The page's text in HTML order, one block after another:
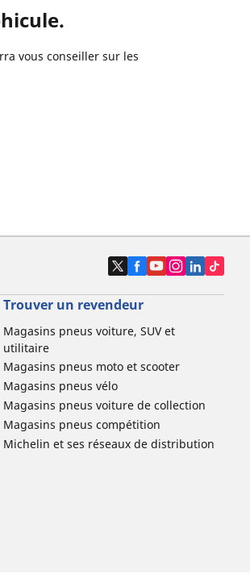
vous conseiller sur les
Trouver un revendeur
Magasins pneus voiture, SUV et
utilitaire
Magasins pneus moto et scooter
Magasins pneus vélo
Magasins pneus voiture de collection
Magasins pneus compétition
Michelin et ses réseaux de distribution